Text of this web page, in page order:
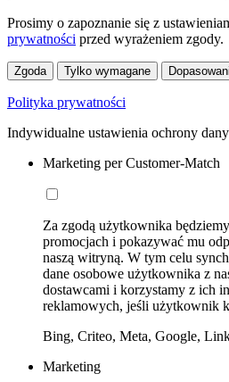
Prosimy o zapoznanie się z
prywatności przed wyrażeniem zgody.
Zgoda Tylko wymagane
Polityka prywatności
Indywidualne ustawienia ochrony
Marketing per Customer-Match
Za zgodą użytkownika
promocjach i pokazywać mu
naszą witryną. W tym celu
dane osobowe użytkownika z
dostawcami i korzystamy z ich
reklamowych, jeśli użytkownik
Bing, Criteo, Meta, Google,
Marketing